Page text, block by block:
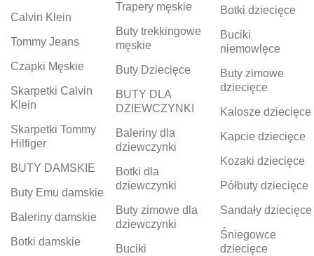
Calvin Klein
Tommy Jeans
Czapki Męskie
Skarpetki Calvin
Klein
Skarpetki Tommy
Hilfiger
BUTY DAMSKIE
Buty Emu damskie
Baleriny damskie
Botki damskie
Trapery męskie
Buty trekkingowe
męskie
Buty Dziecięce
BUTY DLA
DZIEWCZYNKI
Baleriny dla
dziewczynki
Botki dla
dziewczynki
Buty zimowe dla
dziewczynki
Buciki
Botki dziecięce
Buciki
niemowlęce
Buty zimowe
dziecięce
Kalosze dziecięce
Kapcie dziecięce
Kozaki dziecięce
Półbuty dziecięce
Sandały dziecięce
Śniegowce
dziecięce